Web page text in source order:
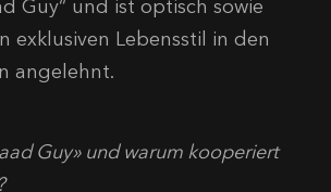
Guy“ und ist optisch sowie
exklusiven Lebensstil in den
angelehnt.
Guy» und warum kooperiert